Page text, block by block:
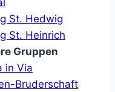
St. Hedwig
St. Heinrich
Gruppen
in Via
Bruderschaft